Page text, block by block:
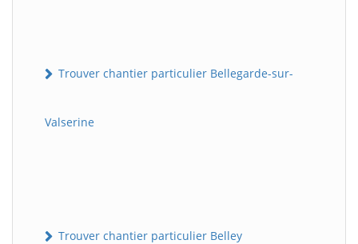
Trouver chantier particulier Bellegarde-sur-
Valserine
Trouver chantier particulier Belley